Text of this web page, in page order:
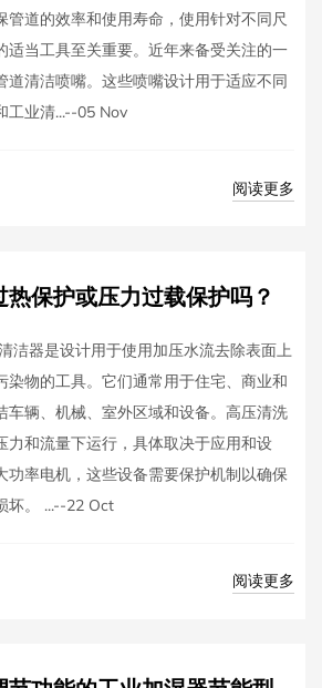
管道的效率和使用寿命，使用针对不同尺
适当工具至关重要。近年来备受关注的一
道清洁喷嘴。这些喷嘴设计用于适应不同
工业清...--05 Nov
阅读更多
保护或压力过载保护吗？
洁器是设计用于使用加压水流去除表面上
染物的工具。它们通常用于住宅、商业和
车辆、机械、室外区域和设备。高压清洗
力和流量下运行，具体取决于应用和设
功率电机，这些设备需要保护机制以确保
坏。 ...--22 Oct
阅读更多